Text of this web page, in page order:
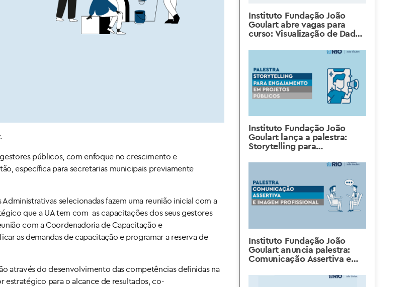
públicos, com enfoque no crescimento e
específica para secretarias municipais previamente
selecionadas fazem uma reunião inicial com a
que a UA tem com as capacitações dos seus gestores
com a Coordenadoria de Capacitação e
as demandas de capacitação e programar a reserva de
através do desenvolvimento das competências definidas na
estratégico para o alcance de resultados, co-
Instituto Fundação João
Goulart abre vagas para
curso: Visualização de Dados
Instituto Fundação João
Goulart lança a palestra:
Storytelling para
Públicos
Instituto Fundação João
Goulart anuncia palestra:
Comunicação Assertiva e